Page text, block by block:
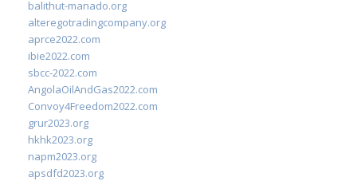
balithut-manado.org
alteregotradingcompany.org
aprce2022.com
ibie2022.com
sbcc-2022.com
AngolaOilAndGas2022.com
Convoy4Freedom2022.com
grur2023.org
hkhk2023.org
napm2023.org
apsdfd2023.org